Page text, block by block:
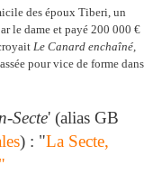
des époux Tiberi, un
le dame et payé 200 000 €
Le Canard enchaîné,
pour vice de forme dans
Secte' (alias GB
) : "La Secte,